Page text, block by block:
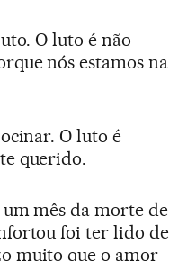
O luto é não
nós estamos na
O luto é
querido.
mês da morte de
foi ter lido de
muito que o amor